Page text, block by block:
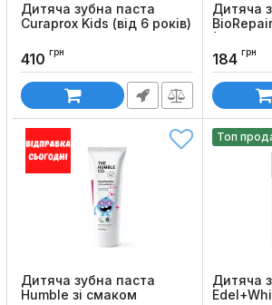
Дитяча зубна паста
Curaprox Kids (від 6 років)
410 грн
Дитяча
(0-6
Код товару:
184 грн
Дитяча зубна паста
Humble зі смаком
Топ
Дитяча